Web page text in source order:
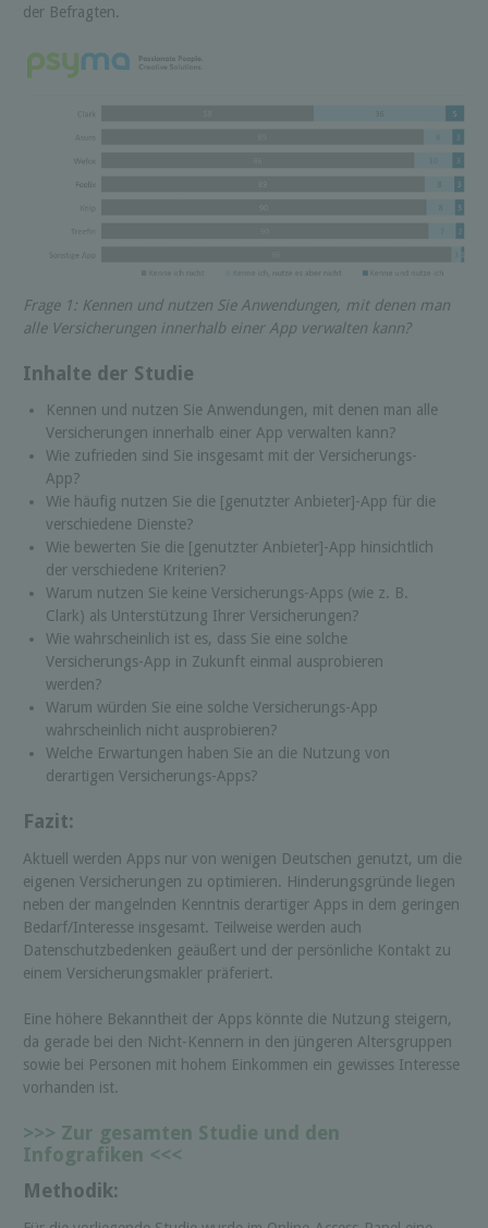
der Befragten.
Frage 1: Kennen und nutzen Sie Anwendungen, mit denen man
alle Versicherungen innerhalb einer App verwalten kann?
Inhalte der Studie
Kennen und nutzen Sie Anwendungen, mit denen man alle
Versicherungen innerhalb einer App verwalten kann?
Wie zufrieden sind Sie insgesamt mit der Versicherungs-
App?
Wie häufig nutzen Sie die [genutzter Anbieter]-App für die
verschiedene Dienste?
Wie bewerten Sie die [genutzter Anbieter]-App hinsichtlich
der verschiedene Kriterien?
Warum nutzen Sie keine Versicherungs-Apps (wie z. B.
Clark) als Unterstützung Ihrer Versicherungen?
Wie wahrscheinlich ist es, dass Sie eine solche
Versicherungs-App in Zukunft einmal ausprobieren
werden?
Warum würden Sie eine solche Versicherungs-App
wahrscheinlich nicht ausprobieren?
Welche Erwartungen haben Sie an die Nutzung von
derartigen Versicherungs-Apps?
Fazit:
Aktuell werden Apps nur von wenigen Deutschen genutzt, um die
eigenen Versicherungen zu optimieren. Hinderungsgründe liegen
neben der mangelnden Kenntnis derartiger Apps in dem geringen
Bedarf/Interesse insgesamt. Teilweise werden auch
Datenschutzbedenken geäußert und der persönliche Kontakt zu
einem Versicherungsmakler präferiert.
Eine höhere Bekanntheit der Apps könnte die Nutzung steigern,
da gerade bei den Nicht-Kennern in den jüngeren Altersgruppen
sowie bei Personen mit hohem Einkommen ein gewisses Interesse
vorhanden ist.
>>> Zur gesamten Studie und den
Infografiken <<<
Methodik: